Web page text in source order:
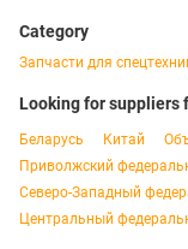
Category
Запчасти для
Looking for suppliers
Беларусь Китай
Приволжский
Северо-Западный
Центральный